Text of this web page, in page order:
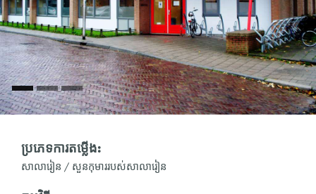
ប្រភេទការតម្លើង:
សាលារៀន / សួនកុមាររបស់សាលារៀន